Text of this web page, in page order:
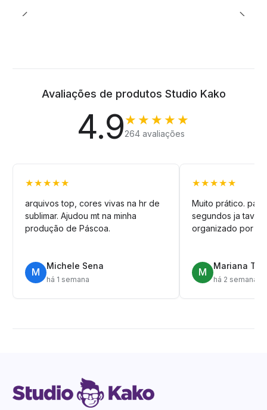
Avaliações de produtos Studio Kako
4.9★★★★★
264 avaliações
★★★★★
arquivos top, cores vivas na hr de
sublimar. Ajudou mt na minha
produção de Páscoa.
M
Michele Sena
há 1 semana
★★★★★
Muito prático.
segundos ja tava
organizado por
M
Mariana T.
há 2 semanas